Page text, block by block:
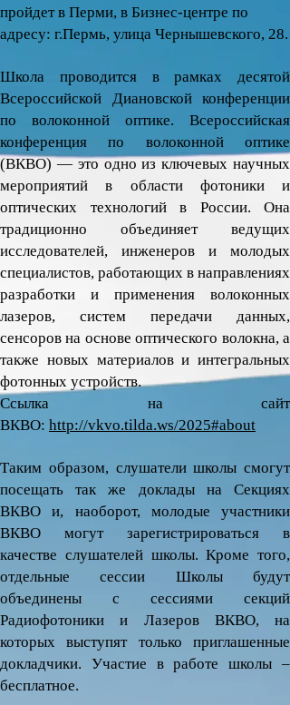
пройдет в Перми, в Бизнес-центре по
адресу: г.Пермь, улица Чернышевского, 28.
Школа проводится в рамках десятой
Всероссийской Диановской конференции
по волоконной оптике. Всероссийская
конференция по волоконной оптике
(ВКВО) ― это одно из ключевых научных
мероприятий в области фотоники и
оптических технологий в России. Она
традиционно объединяет ведущих
исследователей, инженеров и молодых
специалистов, работающих в направлениях
разработки и применения волоконных
лазеров, систем передачи данных,
сенсоров на основе оптического волокна, а
также новых материалов и интегральных
фотонных устройств.
Ссылка на сайт
ВКВО: http://vkvo.tilda.ws/2025#about
Таким образом, слушатели школы смогут
посещать так же доклады на Секциях
ВКВО и, наоборот, молодые участники
ВКВО могут зарегистрироваться в
качестве слушателей школы. Кроме того,
отдельные сессии Школы будут
объединены с сессиями секций
Радиофотоники и Лазеров ВКВО, на
которых выступят только приглашенные
докладчики. Участие в работе школы –
бесплатное.